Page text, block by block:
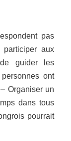
pas
participer aux
guider les
ont
Organiser un
dans tous
pourrait